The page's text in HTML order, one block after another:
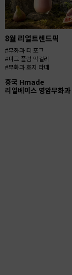
8월 리얼트렌드픽
#무화과 티 포그
#피그 플럼 막걸리
#무화과 호지 라떼
흥국 Hmade
리얼베이스 영암무화과